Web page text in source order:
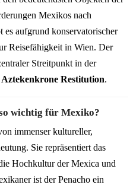
Mexikos nach
aufgrund konservatorischer
Reisefähigkeit in Wien. Der
Streitpunkt in der
Aztekenkrone Restitution.
wichtig für Mexiko?
immenser kultureller,
Sie repräsentiert das
Hochkultur der Mexica und
ist der Penacho ein